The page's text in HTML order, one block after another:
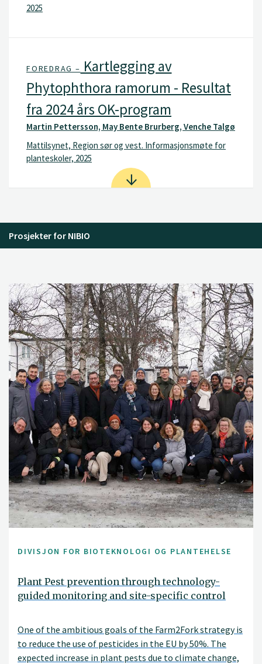
2025
FOREDRAG – Kartlegging av
Phytophthora ramorum - Resultat
fra 2024 års OK-program
Martin Pettersson, May Bente Brurberg, Venche Talgø
Mattilsynet, Region sør og vest. Informasjonsmøte for
planteskoler, 2025
Prosjekter for NIBIO
DIVISJON FOR BIOTEKNOLOGI OG PLANTEHELSE
Plant Pest prevention through technology-
guided monitoring and site-specific control
One of the ambitious goals of the Farm2Fork strategy is
to reduce the use of pesticides in the EU by 50%. The
expected increase in plant pests due to climate change,